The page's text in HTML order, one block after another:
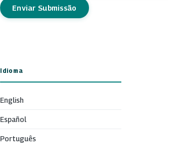
Enviar Submissão
Idioma
English
Español
Português